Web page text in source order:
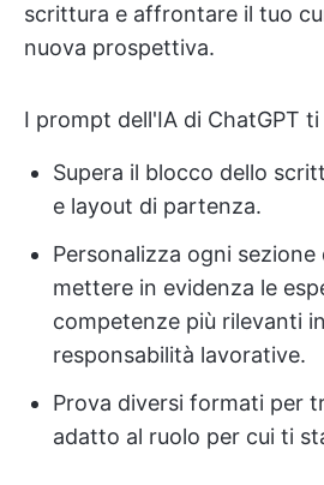
scrittura e affrontare il tuo
nuova prospettiva.
I prompt dell'IA di ChatGPT
Supera il blocco dello
e layout di partenza.
Personalizza ogni
mettere in evidenza le
competenze più rilevanti
responsabilità lavorative.
Prova diversi formati per
adatto al ruolo per cui ti